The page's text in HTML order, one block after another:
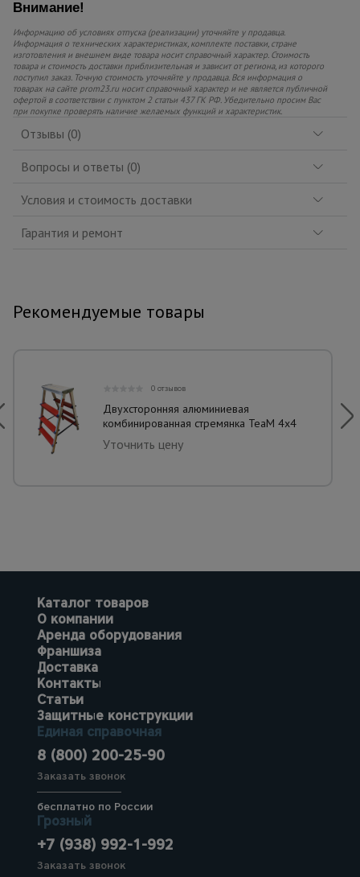
Внимание!
Информацию об условиях отпуска (реализации) уточняйте у продавца.
Информация о технических характеристиках, комплекте поставки, стране
изготовления и внешнем виде товара носит справочный характер. Стоимость
товара и стоимость доставки приблизительная и зависит от региона, из которого
поступил заказ. Точную стоимость уточняйте у продавца. Вся информация о
товарах на сайте prom23.ru носит справочный характер и не является публичной
офертой в соответствии с пунктом 2 статьи 437 ГК РФ. Убедительно просим Вас
при покупке проверять наличие желаемых функций и характеристик.
Отзывы (0)
Вопросы и ответы (0)
Условия и стоимость доставки
Гарантия и ремонт
Рекомендуемые товары
0 отзывов
Двухсторонняя алюминиевая
комбинированная стремянка TeaM 4x4
Уточнить цену
Каталог товаров
О компании
Аренда оборудования
Франшиза
Доставка
Контакты
Статьи
Защитные конструкции
Единая справочная
8 (800) 200-25-90
Заказать звонок
бесплатно по России
Грозный
+7 (938) 992-1-992
Заказать звонок